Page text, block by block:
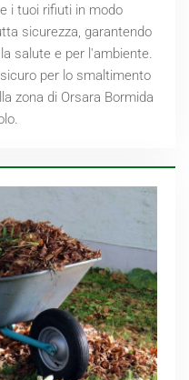
i tuoi rifiuti in modo
sicurezza, garantendo
salute e per l'ambiente.
per lo smaltimento
zona di Orsara Bormida